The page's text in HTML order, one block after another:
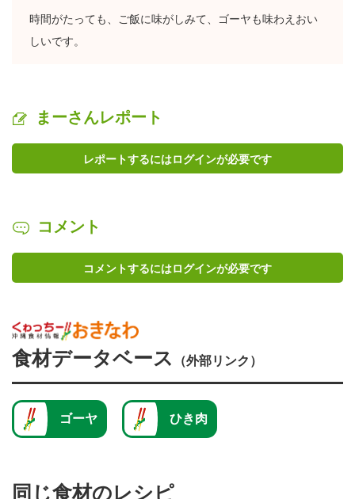
時間がたっても、ご飯に味がしみて、ゴーヤも味わえおい
しいです。
まーさんレポート
レポートするにはログインが必要です
コメント
コメントするにはログインが必要です
食材データベース （外部リンク）
ゴーヤ ひき肉
同じ食材のレシピ